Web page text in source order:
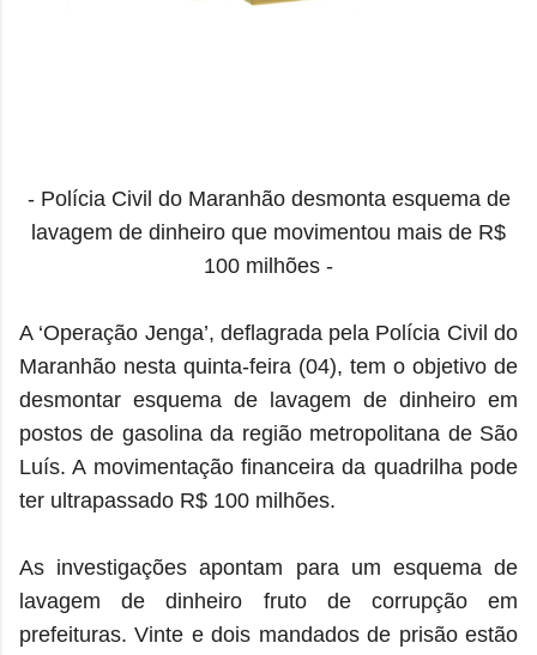
- Polícia Civil do Maranhão desmonta esquema de
lavagem de dinheiro que movimentou mais de R$
100 milhões -
A ‘Operação Jenga’, deflagrada pela Polícia Civil do
Maranhão nesta quinta-feira (04), tem o objetivo de
desmontar esquema de lavagem de dinheiro em
postos de gasolina da região metropolitana de São
Luís. A movimentação financeira da quadrilha pode
ter ultrapassado R$ 100 milhões.
As investigações apontam para um esquema de
lavagem de dinheiro fruto de corrupção em
prefeituras. Vinte e dois mandados de prisão estão